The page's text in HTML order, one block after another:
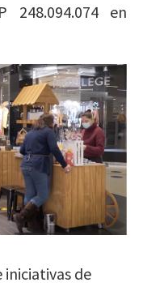
248.094.074 en
de